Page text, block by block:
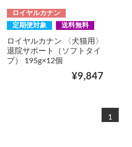
ロイヤルカナン
定期便対象
送料無料
ロイヤルカナン 〈犬猫用〉
退院サポート（ソフトタイ
プ） 195g×12個
¥9,847
1